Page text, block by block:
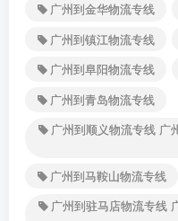
广州到金华物流专线
广州到镇江物流专线
广州到阜阳物流专线
广州到青岛物流专线
广州到顺义物流专线
广州到马鞍山物流专线
广州到驻马店物流专线